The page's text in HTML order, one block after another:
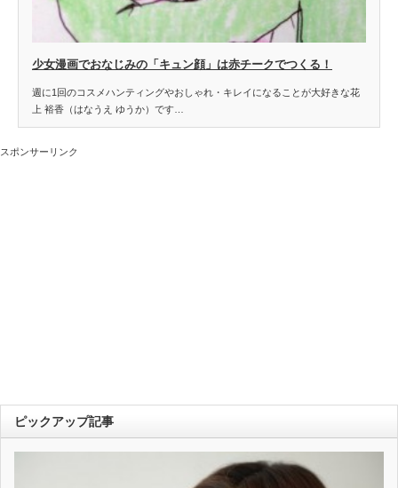
少女漫画でおなじみの「キュン顔」は赤チークでつくる！
週に1回のコスメハンティングやおしゃれ・キレイになることが大好きな花
上 裕香（はなうえ ゆうか）です…
スポンサーリンク
ピックアップ記事